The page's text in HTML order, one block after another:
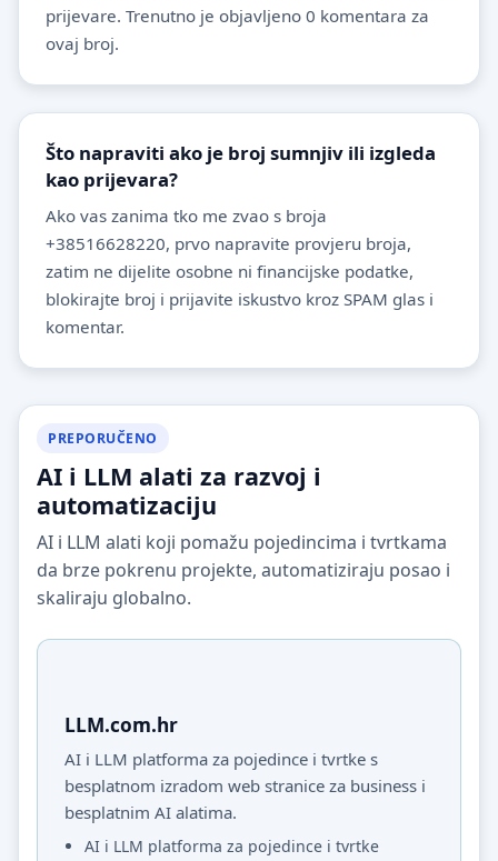
prijevare. Trenutno je objavljeno 0 komentara za
ovaj broj.
Što napraviti ako je broj sumnjiv ili izgleda
kao prijevara?
Ako vas zanima tko me zvao s broja
+38516628220, prvo napravite provjeru broja,
zatim ne dijelite osobne ni financijske podatke,
blokirajte broj i prijavite iskustvo kroz SPAM glas i
komentar.
PREPORUČENO
AI i LLM alati za razvoj i
automatizaciju
AI i LLM alati koji pomažu pojedincima i tvrtkama
da brze pokrenu projekte, automatiziraju posao i
skaliraju globalno.
LLM.com.hr
AI i LLM platforma za pojedince i tvrtke s
besplatnom izradom web stranice za business i
besplatnim AI alatima.
AI i LLM platforma za pojedince i tvrtke